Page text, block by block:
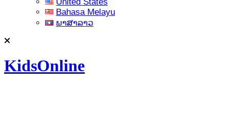
Bahasa Melayu
ພາສາລາວ
KidsOnline